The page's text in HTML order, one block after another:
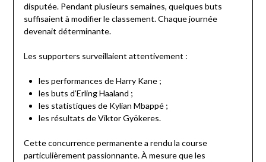
disputée. Pendant plusieurs semaines, quelques buts
suffisaient à modifier le classement. Chaque journée
devenait déterminante.
Les supporters surveillaient attentivement :
les performances de Harry Kane ;
les buts d’Erling Haaland ;
les statistiques de Kylian Mbappé ;
les résultats de Viktor Gyökeres.
Cette concurrence permanente a rendu la course
particulièrement passionnante. À mesure que les